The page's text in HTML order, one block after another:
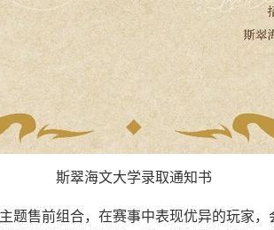
斯翠海文大学录取通知书
题售前组合，在赛事中表现优异的玩家